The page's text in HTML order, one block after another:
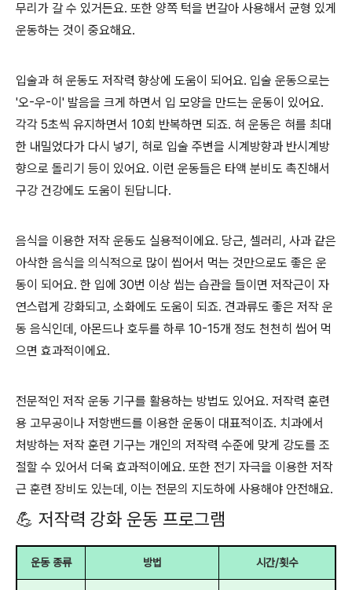
무리가 갈 수 있거든요. 또한 양쪽 턱을 번갈아 사용해서 균형 있게
운동하는 것이 중요해요.
입술과 혀 운동도 저작력 향상에 도움이 되어요. 입술 운동으로는
'오-우-이' 발음을 크게 하면서 입 모양을 만드는 운동이 있어요.
각각 5초씩 유지하면서 10회 반복하면 되죠. 혀 운동은 혀를 최대
한 내밀었다가 다시 넣기, 혀로 입술 주변을 시계방향과 반시계방
향으로 돌리기 등이 있어요. 이런 운동들은 타액 분비도 촉진해서
구강 건강에도 도움이 된답니다.
음식을 이용한 저작 운동도 실용적이에요. 당근, 셀러리, 사과 같은
아삭한 음식을 의식적으로 많이 씹어서 먹는 것만으로도 좋은 운
동이 되어요. 한 입에 30번 이상 씹는 습관을 들이면 저작근이 자
연스럽게 강화되고, 소화에도 도움이 되죠. 견과류도 좋은 저작 운
동 음식인데, 아몬드나 호두를 하루 10-15개 정도 천천히 씹어 먹
으면 효과적이에요.
전문적인 저작 운동 기구를 활용하는 방법도 있어요. 저작력 훈련
용 고무공이나 저항밴드를 이용한 운동이 대표적이죠. 치과에서
처방하는 저작 훈련 기구는 개인의 저작력 수준에 맞게 강도를 조
절할 수 있어서 더욱 효과적이에요. 또한 전기 자극을 이용한 저작
근 훈련 장비도 있는데, 이는 전문의 지도하에 사용해야 안전해요.
💪 저작력 강화 운동 프로그램
운동 종류 방법 시간/횟수